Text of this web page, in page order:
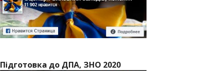
Підготовка до ДПА, ЗНО 2020